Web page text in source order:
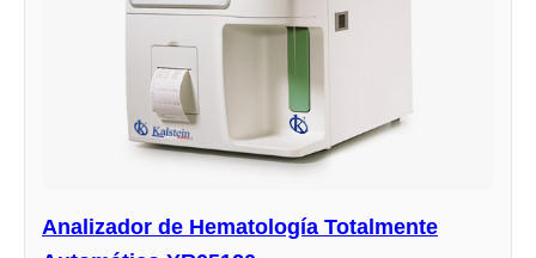
Analizador de Hematología Totalmente